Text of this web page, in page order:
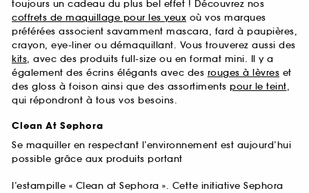
toujours un cadeau du plus bel effet ! Découvrez nos
coffrets de maquillage pour les yeux où vos marques
préférées associent savamment mascara, fard à paupières,
crayon, eye-liner ou démaquillant. Vous trouverez aussi des
kits, avec des produits full-size ou en format mini. Il y a
également des écrins élégants avec des rouges à lèvres et
des gloss à foison ainsi que des assortiments pour le teint,
qui répondront à tous vos besoins.
Clean At Sephora
Se maquiller en respectant l’environnement est aujourd’hui
possible grâce aux produits portant
l’estampille « Clean at Sephora ». Cette initiative Sephora